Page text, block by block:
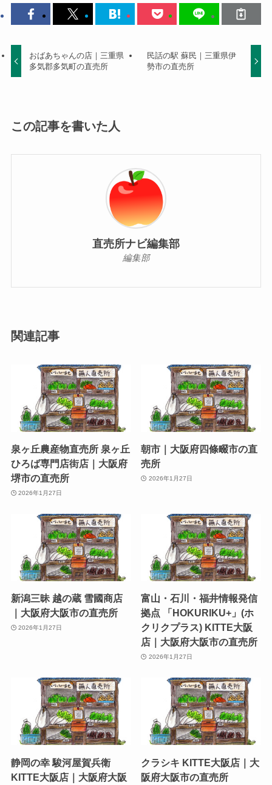
おばあちゃんの店｜三重県
多気郡多気町の直売所
民話の駅 蘇民｜三重県伊
勢市の直売所
この記事を書いた人
直売所ナビ編集部
編集部
関連記事
泉ヶ丘農産物直売所 泉ヶ丘
ひろば専門店街店｜大阪府
堺市の直売所
2026年1月27日
朝市｜大阪府四條畷市の直
売所
2026年1月27日
新潟三昧 越の蔵 雪國商店
｜大阪府大阪市の直売所
2026年1月27日
富山・石川・福井情報発信
拠点 「HOKURIKU+」(ホ
クリクプラス) KITTE大阪
店｜大阪府大阪市の直売所
2026年1月27日
静岡の幸 駿河屋賀兵衛
KITTE大阪店｜大阪府大阪
クラシキ KITTE大阪店｜大
阪府大阪市の直売所